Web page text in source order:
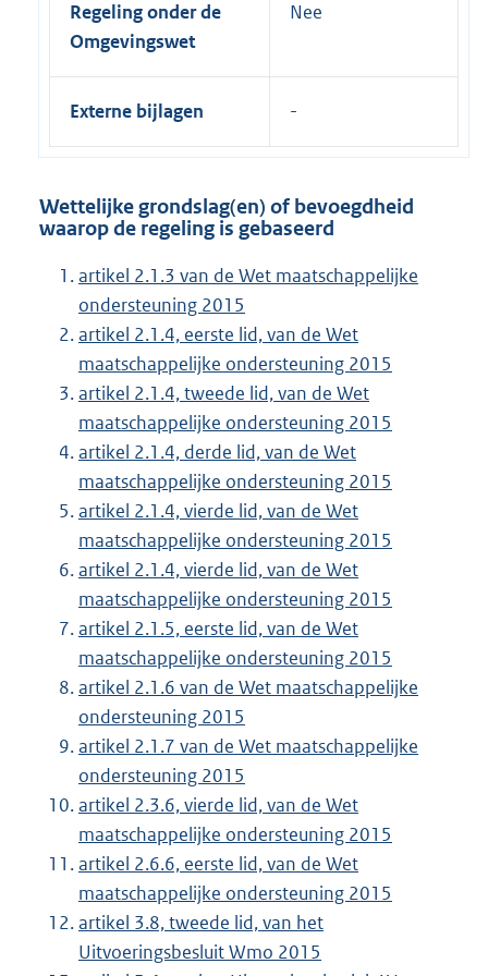
Regeling onder de
Omgevingswet
Nee
Externe bijlagen
Wettelijke grondslag(en) of bevoegdheid
waarop de regeling is gebaseerd
artikel 2.1.3 van de Wet maatschappelijke
ondersteuning 2015
artikel 2.1.4, eerste lid, van de Wet
maatschappelijke ondersteuning 2015
artikel 2.1.4, tweede lid, van de Wet
maatschappelijke ondersteuning 2015
artikel 2.1.4, derde lid, van de Wet
maatschappelijke ondersteuning 2015
artikel 2.1.4, vierde lid, van de Wet
maatschappelijke ondersteuning 2015
artikel 2.1.4, vierde lid, van de Wet
maatschappelijke ondersteuning 2015
artikel 2.1.5, eerste lid, van de Wet
maatschappelijke ondersteuning 2015
artikel 2.1.6 van de Wet maatschappelijke
ondersteuning 2015
artikel 2.1.7 van de Wet maatschappelijke
ondersteuning 2015
artikel 2.3.6, vierde lid, van de Wet
maatschappelijke ondersteuning 2015
artikel 2.6.6, eerste lid, van de Wet
maatschappelijke ondersteuning 2015
artikel 3.8, tweede lid, van het
Uitvoeringsbesluit Wmo 2015